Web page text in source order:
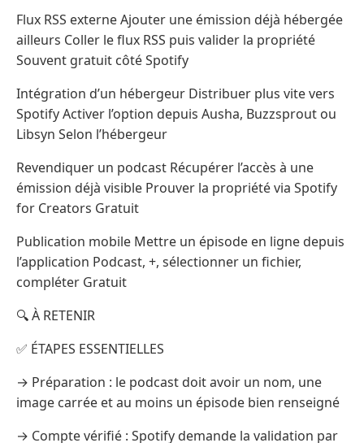
Flux RSS externe Ajouter une émission déjà hébergée
ailleurs Coller le flux RSS puis valider la propriété
Souvent gratuit côté Spotify
Intégration d’un hébergeur Distribuer plus vite vers
Spotify Activer l’option depuis Ausha, Buzzsprout ou
Libsyn Selon l’hébergeur
Revendiquer un podcast Récupérer l’accès à une
émission déjà visible Prouver la propriété via Spotify
for Creators Gratuit
Publication mobile Mettre un épisode en ligne depuis
l’application Podcast, +, sélectionner un fichier,
compléter Gratuit
🔍 À RETENIR
✅ ÉTAPES ESSENTIELLES
→ Préparation : le podcast doit avoir un nom, une
image carrée et au moins un épisode bien renseigné
→ Compte vérifié : Spotify demande la validation par